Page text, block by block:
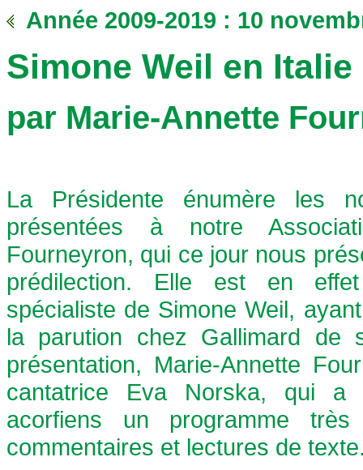
Année 2009-2019 : 10
Simone Weil en Italie
par Marie-Annette
La Présidente énumère les
présentées à notre
Fourneyron, qui ce jour nous
prédilection. Elle est en
spécialiste de Simone Weil,
la parution chez Gallimard de
présentation, Marie-Annette
cantatrice Eva Norska, qui a
acorfiens un programme
commentaires et lectures de